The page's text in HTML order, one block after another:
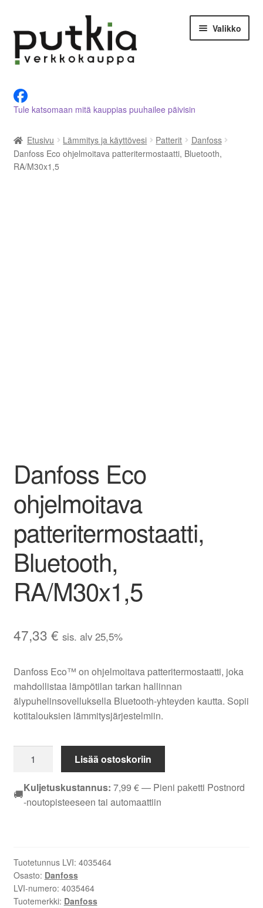
navigointiin
sisältöön
Valikko
Tietoja meistä
Asiakastilini
Ostoskori
Tule katsomaan mitä kauppias puuhailee päivisin
Etusivu Lämmitys ja käyttövesi Patterit
Danfoss
Danfoss Eco ohjelmoitava patteritermostaatti, Bluetooth,
RA/M30x1,5
Danfoss Eco
ohjelmoitava
patteritermostaatti,
Bluetooth,
RA/M30x1,5
47,33 € sis. alv 25,5%
Danfoss Eco™ on ohjelmoitava patteritermostaatti, joka
mahdollistaa lämpötilan tarkan hallinnan
älypuhelinsovelluksella Bluetooth-yhteyden kautta. Sopii
kotitalouksien lämmitysjärjestelmiin.
ohjelmoitava
patteritermostaatti,
Bluetooth,
Lisää ostoskoriin
🚚Kuljetuskustannus: 7,99 €— Pieni paketti Postnord
-noutopisteeseen tai automaattiin
Tuotetunnus LVI: 4035464
Osasto: Danfoss
LVI-numero: 4035464
Tuotemerkki: Danfoss